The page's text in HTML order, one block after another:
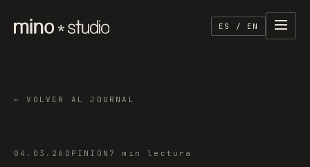
ES / EN
←VOLVER AL JOURNAL
04.03.26 OPINION 7 minlectura